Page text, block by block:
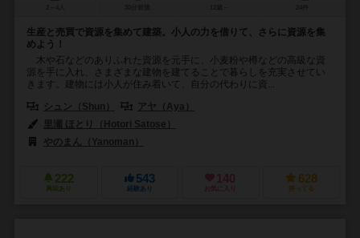
生産と売買で資源を集めて建築。小人の力を借りて、さらに資源を集
めよう！
木や石などのありふれた資源を元手に、小麦粉や樽などの高級な資
源を手に入れ、さまざまな建物を建てることで暮らしを充実させてい
きます。建物には小人が住み着いて、自分の代わりに資...
シュン（Shun）
アヤ（Aya）
里瀬 ほとり（Hotori Satose）
やのまん（Yanoman）
222
興味あり
543
経験あり
140
お気に入り
628
持ってる